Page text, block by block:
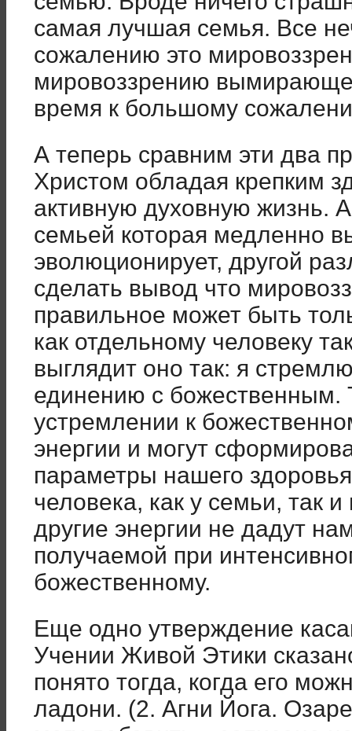
самая лучшая семья. Все
сожалению это
мировоззрению
время к большому
А теперь сравним эти два
Христом обладая крепким
активную духовную жизнь.
семьей которая медленно
эволюционирует, другой
сделать вывод что
правильное может быть
как отдельному человеку
выглядит оно так: я
единению с божественным.
устремлении к
энергии и могут
параметры нашего
человека, как у семьи, так
другие энергии не дадут
получаемой при
божественному.
Еще одно утверждение
Учении Живой Этики
понято тогда, когда его
ладони. (2. Агни Йога.